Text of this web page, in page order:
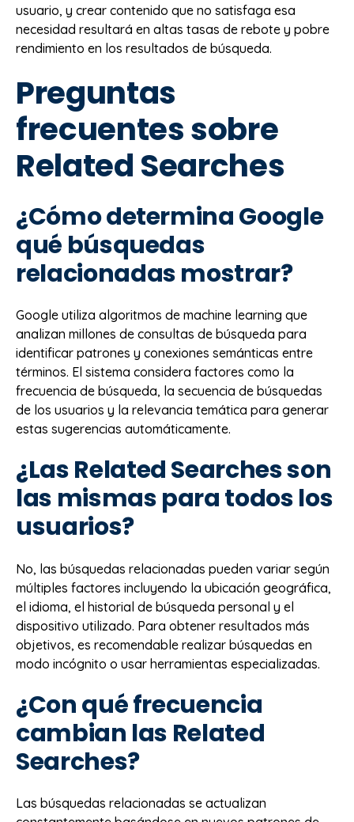
usuario, y crear contenido que no satisfaga esa
necesidad resultará en altas tasas de rebote y pobre
rendimiento en los resultados de búsqueda.
Preguntas
frecuentes sobre
Related Searches
¿Cómo determina Google
qué búsquedas
relacionadas mostrar?
Google utiliza algoritmos de machine learning que
analizan millones de consultas de búsqueda para
identificar patrones y conexiones semánticas entre
términos. El sistema considera factores como la
frecuencia de búsqueda, la secuencia de búsquedas
de los usuarios y la relevancia temática para generar
estas sugerencias automáticamente.
¿Las Related Searches son
las mismas para todos los
usuarios?
No, las búsquedas relacionadas pueden variar según
múltiples factores incluyendo la ubicación geográfica,
el idioma, el historial de búsqueda personal y el
dispositivo utilizado. Para obtener resultados más
objetivos, es recomendable realizar búsquedas en
modo incógnito o usar herramientas especializadas.
¿Con qué frecuencia
cambian las Related
Searches?
Las búsquedas relacionadas se actualizan